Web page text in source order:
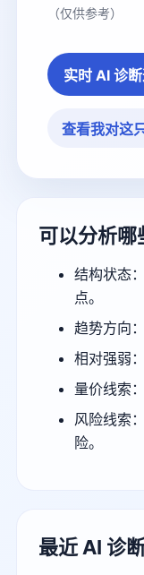
（仅供参考）
实时 AI 诊
查看我对这
可以分析哪
结构状态
点。
趋势方向
相对强弱
量价线索
风险线索
险。
最近 AI 诊